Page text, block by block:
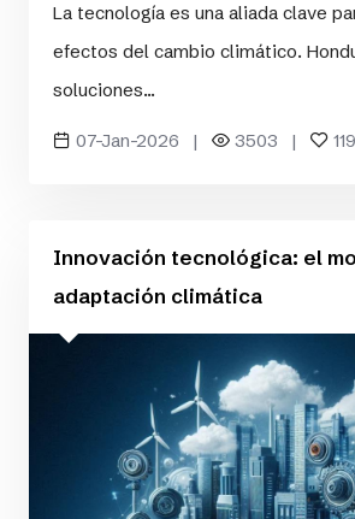
La tecnología es una aliada clave
efectos del cambio climático.
soluciones...
07-Jan-2026 | 3503 |
Innovación tecnológica: el
adaptación climática